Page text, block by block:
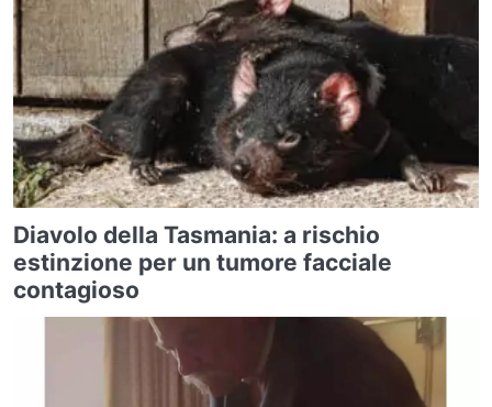
Diavolo della Tasmania: a rischio
estinzione per un tumore facciale
contagioso